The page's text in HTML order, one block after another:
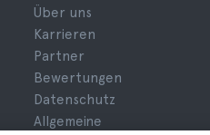
Über uns
Karrieren
Partner
Bewertungen
Datenschutz
Allgemeine